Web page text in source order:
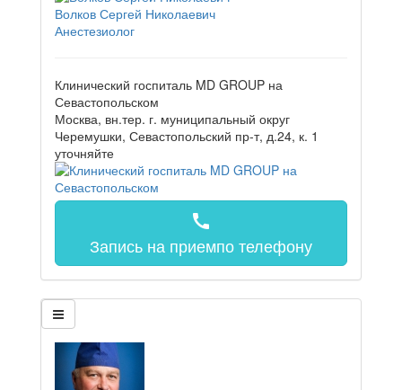
Волков Сергей Николаевич
Анестезиолог
Клинический госпиталь MD GROUP на
Севастопольском
Москва, вн.тер. г. муниципальный округ
Черемушки, Севастопольский пр-т, д.24, к. 1
уточняйте
call
Запись на приемпо телефону